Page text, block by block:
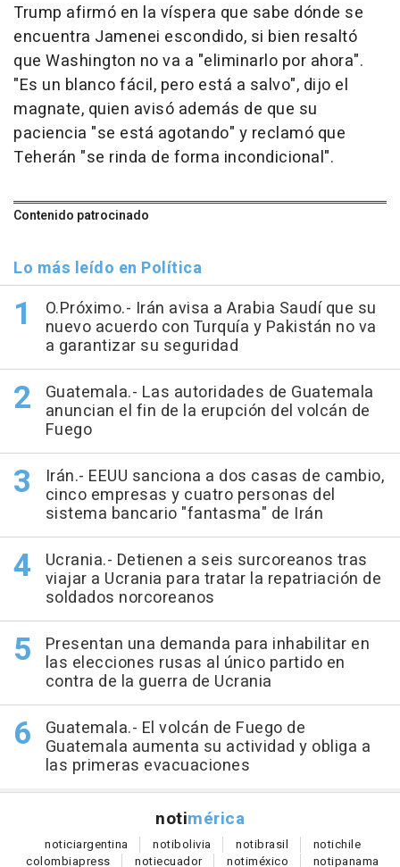
Trump afirmó en la víspera que sabe dónde se
encuentra Jamenei escondido, si bien resaltó
que Washington no va a "eliminarlo por ahora".
"Es un blanco fácil, pero está a salvo", dijo el
magnate, quien avisó además de que su
paciencia "se está agotando" y reclamó que
Teherán "se rinda de forma incondicional".
Contenido patrocinado
Lo más leído en Política
O.Próximo.- Irán avisa a Arabia Saudí que su
nuevo acuerdo con Turquía y Pakistán no va
a garantizar su seguridad
Guatemala.- Las autoridades de Guatemala
anuncian el fin de la erupción del volcán de
Fuego
Irán.- EEUU sanciona a dos casas de cambio,
cinco empresas y cuatro personas del
sistema bancario "fantasma" de Irán
Ucrania.- Detienen a seis surcoreanos tras
viajar a Ucrania para tratar la repatriación de
soldados norcoreanos
Presentan una demanda para inhabilitar en
las elecciones rusas al único partido en
contra de la guerra de Ucrania
Guatemala.- El volcán de Fuego de
Guatemala aumenta su actividad y obliga a
las primeras evacuaciones
notimérica
noticiargentina notibolivia notibrasil notichile
colombiapress notiecuador notiméxico notipanama